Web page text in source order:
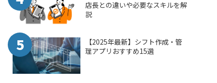
店長との違いや必要なスキルを解
説
5
【2025年最新】シフト作成・管
理アプリおすすめ15選